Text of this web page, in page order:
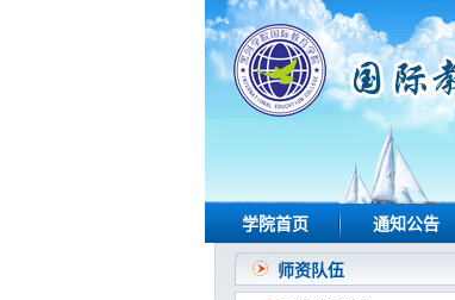
学院首页 通知公告
师资队伍